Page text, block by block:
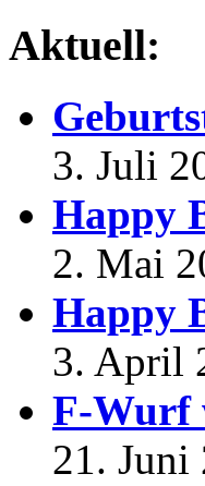
Aktuell:
3. Juli
Happy
2. Mai
Happy
3. April
F-Wurf
21. Juni